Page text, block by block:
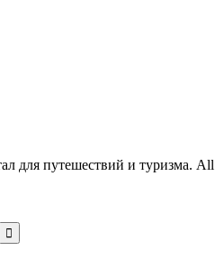
для путешествий и туризма. All